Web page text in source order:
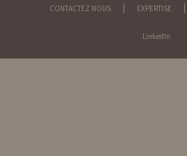
CONTACTEZ NOUS EXPERTISE
LinkedIn